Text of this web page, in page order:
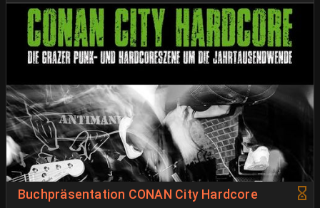
Buchpräsentation CONAN City Hardcore